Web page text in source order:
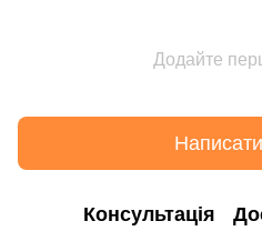
Додайте
Написати
Консультація